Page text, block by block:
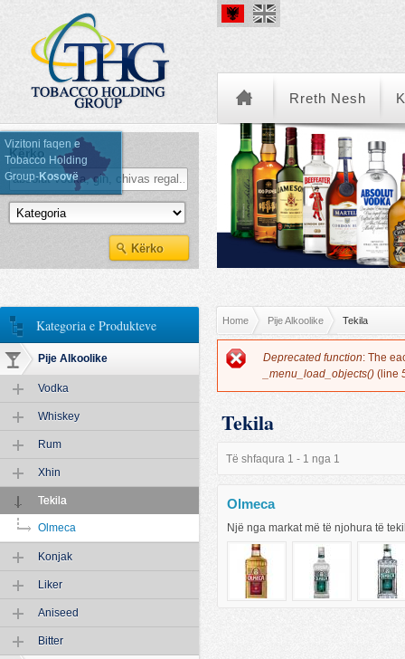
Vizitoni faqen e
Tobacco Holding
Group-Kosovë
Rreth Nesh
Kërko
Kategoria e Produkteve
You are here
Home Pije Alkoolike Tekila
Error message
Deprecated function: The
_menu_load_objects() (line
Tekila
Të shfaqura 1 - 1 nga 1
Olmeca
Një nga markat më të njohura të
Kategoria e Produkteve
Pije Alkoolike
Vodka
Whiskey
Rum
Xhin
Tekila
Olmeca
Konjak
Liker
Aniseed
Bitter